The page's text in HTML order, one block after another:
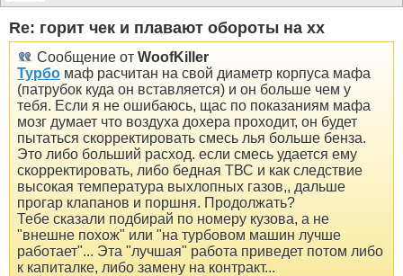
Re: горит чек и плавают обороты на хх
Сообщение от WoofKiller
Турбо маф расчитан на свой диаметр корпуса мафа
(патрубок куда он вставляется) и он больше чем у
тебя. Если я не ошибаюсь, щас по показаниям мафа
мозг думает что воздуха дохера проходит, он будет
пытаться скорректировать смесь лья больше бенза.
Это либо больший расход. если смесь удается ему
скорректировать, либо бедная ТВС и как следствие
высокая температура выхлопных газов,, дальше
прогар клапанов и поршня. Продолжать?
Тебе сказали подбирай по номеру кузова, а не
"внешне похож" или "на турбовом машин лучше
работает"... Эта "лучшая" работа приведет потом либо
к капиталке, либо замену на контракт...